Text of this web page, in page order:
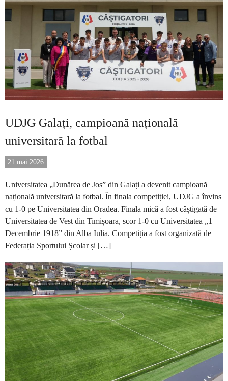
UDJG Galați, campioană națională
universitară la fotbal
21 mai 2026
Universitatea „Dunărea de Jos” din Galați a devenit campioană
națională universitară la fotbal. În finala competiției, UDJG a învins
cu 1-0 pe Universitatea din Oradea. Finala mică a fost câștigată de
Universitatea de Vest din Timișoara, scor 1-0 cu Universitatea „1
Decembrie 1918” din Alba Iulia. Competiția a fost organizată de
Federația Sportului Școlar și […]